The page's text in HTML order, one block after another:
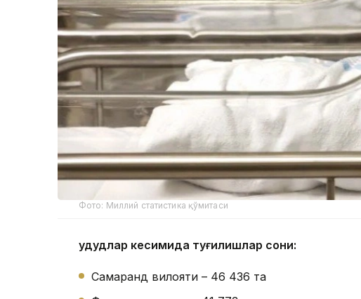
Фото: Миллий статистика қўмитаси
Ҳудудлар кесимида туғилишлар сони:
Самарқанд вилояти – 46 436 та